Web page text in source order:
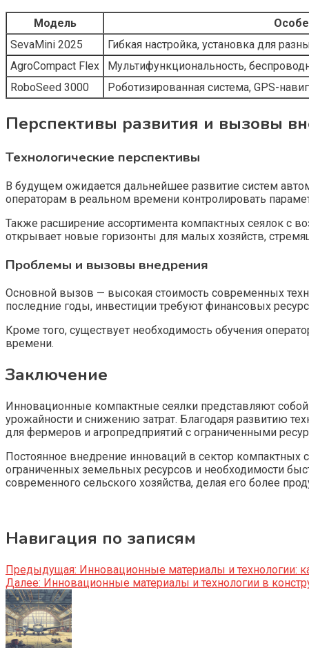
Модель
SevaMini 2025
Гибкая настройка, установка для
AgroCompact Flex
Мультифункциональность,
RoboSeed 3000
Роботизированная система, GPS-
Перспективы развития и вызовы
Технологические перспективы
В будущем ожидается дальнейшее развитие систем
операторам в реальном времени контролировать
Также расширение ассортимента компактных сеялок с
открывает новые горизонты для малых хозяйств,
Проблемы и вызовы внедрения
Основной вызов — высокая стоимость современных
последние годы, инвестиции требуют финансовых
Кроме того, существует необходимость обучения
времени.
Заключение
Инновационные компактные сеялки представляют
урожайности и снижению затрат. Благодаря развитию
для фермеров и агропредприятий с ограниченными
Постоянное внедрение инноваций в сектор компактных
ограниченных земельных ресурсов и необходимости
современного сельского хозяйства, делая его более
Навигация по записям
Предыдущая: Инновационные материалы и технологии:
Далее: Инновационные материалы и технологии в